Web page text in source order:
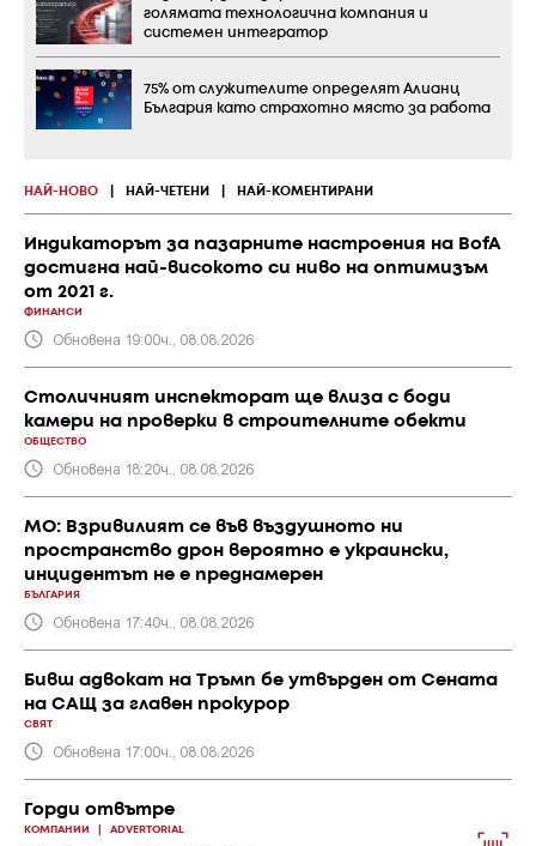
НАЙ-НОВО НАЙ-ЧЕТЕНИ НАЙ-КОМЕНТИРАНИ
Индикаторът за пазарните настроения на BofA
достигна най-високото си ниво на оптимизъм
от 2021 г.
ФИНАНСИ
Обновена 19:00ч., 08.08.2026
Столичният инспекторат ще влиза с боди
камери на проверки в строителните обекти
ОБЩЕСТВО
Обновена 18:20ч., 08.08.2026
МО: Взривилият се във въздушното ни
пространство дрон вероятно е украински,
инцидентът не е преднамерен
БЪЛГАРИЯ
Обновена 17:40ч., 08.08.2026
Бивш адвокат на Тръмп бе утвърден от Сената
на САЩ за главен прокурор
СВЯТ
Обновена 17:00ч., 08.08.2026
Горди отвътре
КОМПАНИИ ADVERTORIAL
голямата технологична компания и
системен интегратор
75% от служителите определят Алианц
България като страхотно място за работа